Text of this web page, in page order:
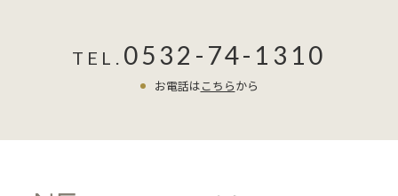
TEL. 0532-74-1310
お電話はこちらから